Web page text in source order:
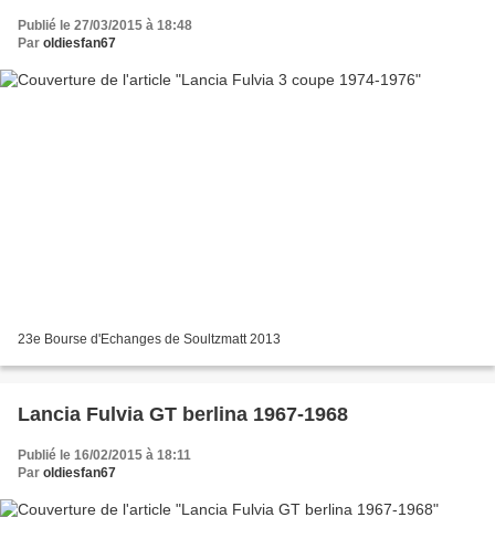
Publié le 27/03/2015 à 18:48
Par oldiesfan67
23e Bourse d'Echanges de Soultzmatt 2013
Lancia Fulvia GT berlina 1967-1968
Publié le 16/02/2015 à 18:11
Par oldiesfan67